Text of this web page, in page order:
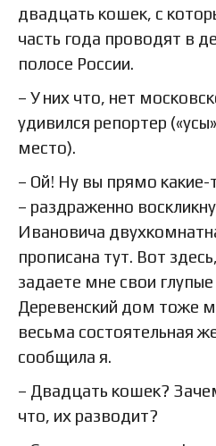
двадцать кошек, с
часть года проводят в
полосе России.
– У них что, нет
удивился репортер
место).
– Ой! Ну вы прямо какие-
– раздраженно
Ивановича
прописана тут. Вот
задаете мне свои
Деревенский дом тоже
весьма состоятельная
сообщила я.
– Двадцать кошек?
что, их разводит?